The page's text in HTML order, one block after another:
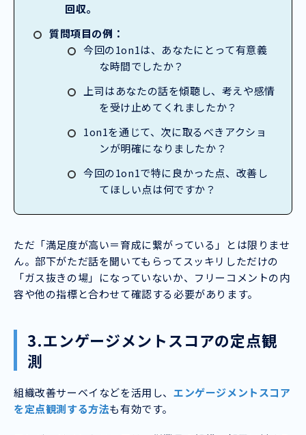
回収。
質問項目の例：
今回の1on1は、あなたにとって有意義
な時間でしたか？
上司はあなたの話を傾聴し、考えや感情
を受け止めてくれましたか？
1on1を通じて、次に取るべきアクショ
ンが明確になりましたか？
今回の1on1で特に良かった点、改善し
てほしい点は何ですか？
ただ「満足度が高い＝育成に繋がっている」とは限りませ
ん。部下がただ話を聞いてもらってスッキリしただけの
「ガス抜きの場」になっていないか、フリーコメントの内
容や他の指標と合わせて確認する必要があります。
3.エンゲージメントスコアの定点観
測
組織改善サーベイなどを活用し、エンゲージメントスコア
を定点観測する方法も有効です。